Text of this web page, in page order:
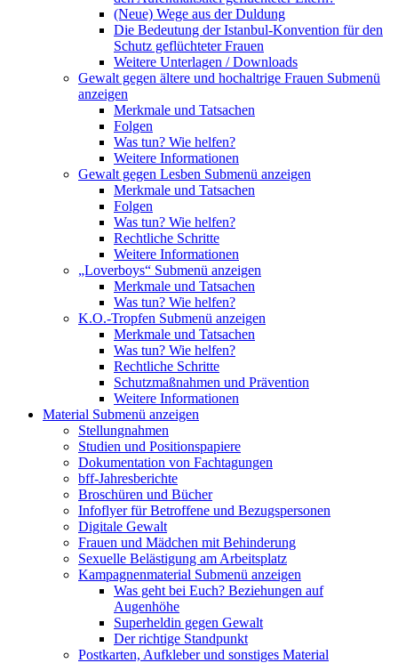
(Neue) Wege aus der Duldung
Die Bedeutung der Istanbul-Konvention für den
Schutz geflüchteter Frauen
Weitere Unterlagen / Downloads
Gewalt gegen ältere und hochaltrige Frauen Submenü
anzeigen
Merkmale und Tatsachen
Folgen
Was tun? Wie helfen?
Weitere Informationen
Gewalt gegen Lesben Submenü anzeigen
Merkmale und Tatsachen
Folgen
Was tun? Wie helfen?
Rechtliche Schritte
Weitere Informationen
„Loverboys“ Submenü anzeigen
Merkmale und Tatsachen
Was tun? Wie helfen?
K.O.-Tropfen Submenü anzeigen
Merkmale und Tatsachen
Was tun? Wie helfen?
Rechtliche Schritte
Schutzmaßnahmen und Prävention
Weitere Informationen
Material Submenü anzeigen
Stellungnahmen
Studien und Positionspapiere
Dokumentation von Fachtagungen
bff-Jahresberichte
Broschüren und Bücher
Infoflyer für Betroffene und Bezugspersonen
Digitale Gewalt
Frauen und Mädchen mit Behinderung
Sexuelle Belästigung am Arbeitsplatz
Kampagnenmaterial Submenü anzeigen
Was geht bei Euch? Beziehungen auf
Augenhöhe
Superheldin gegen Gewalt
Der richtige Standpunkt
Postkarten, Aufkleber und sonstiges Material